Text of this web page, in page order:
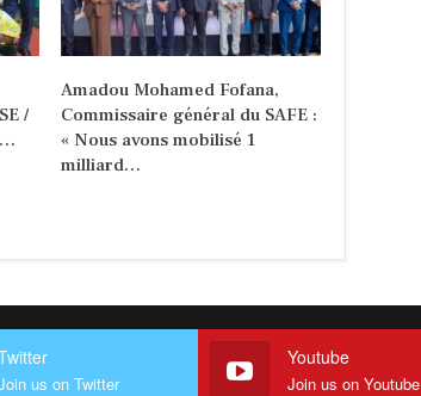
/
…
Amadou Mohamed Fofana,
Commissaire général du SAFE :
« Nous avons mobilisé 1
milliard…
us on Twitter
Youtube
Join us on Youtube